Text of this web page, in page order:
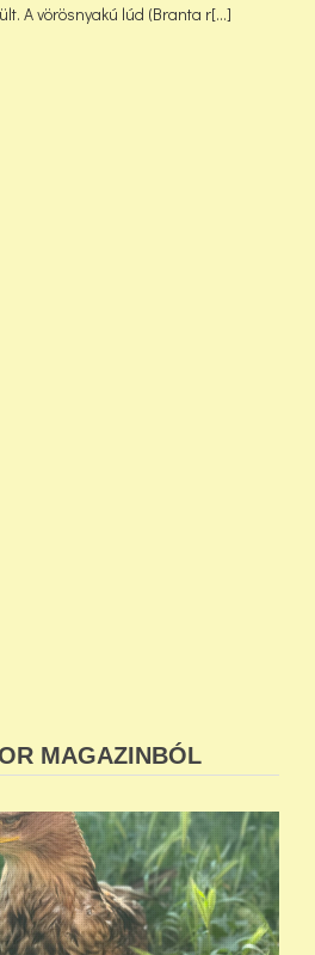
A vörösnyakú lúd (Branta r[...]
MAGAZINBÓL